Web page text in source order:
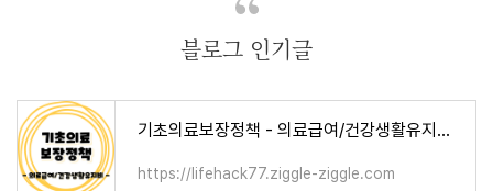
블로그 인기글
기초의료보장정책 - 의료급여/건강생활유지비/요양비/임신출산진료비
https://lifehack77.ziggle-ziggle.com